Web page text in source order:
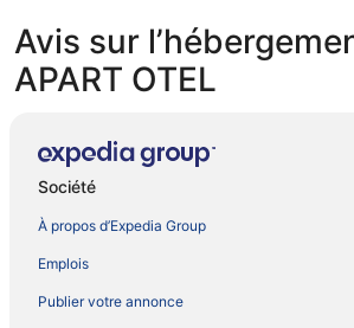
Avis sur
APART OTEL
Société
À propos d’Expedia Group
Emplois
Publier votre annonce